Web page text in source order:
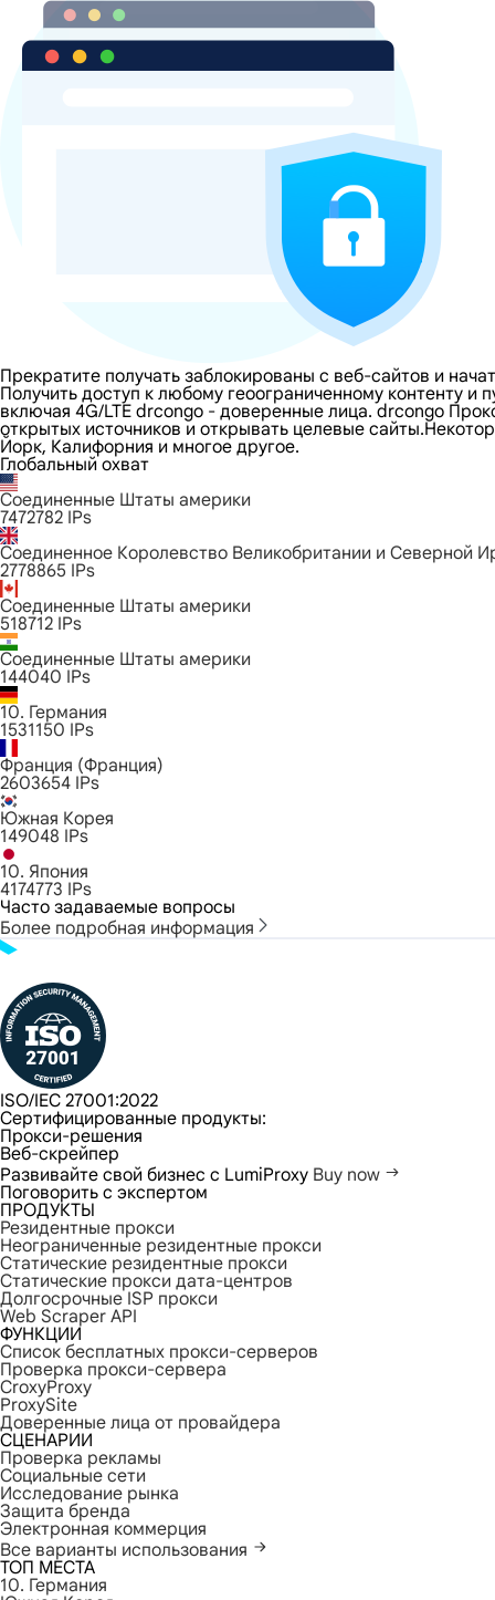
Прекратите получать заблокированы с веб-сайтов и
Получить доступ к любому геоограниченному
включая 4G/LTE drcongo - доверенные лица. drcongo
открытых источников и открывать целевые
Йорк, Калифорния и многое другое.
Глобальный охват
Соединенные Штаты америки
7472782 IPs
Соединенное Королевство Великобритании и Северной
2778865 IPs
Соединенные Штаты америки
518712 IPs
Соединенные Штаты америки
144040 IPs
10. Германия
1531150 IPs
Франция (Франция)
2603654 IPs
Южная Корея
149048 IPs
10. Япония
4174773 IPs
Часто задаваемые вопросы
Более подробная информация
ISO/IEC 27001:2022
Сертифицированные продукты:
Прокси-решения
Веб-скрейпер
Развивайте свой бизнес с LumiProxy Buy now
Поговорить с экспертом
ПРОДУКТЫ
Резидентные прокси
Неограниченные резидентные прокси
Статические резидентные прокси
Статические прокси дата-центров
Долгосрочные ISP прокси
Web Scraper API
ФУНКЦИИ
Список бесплатных прокси-серверов
Проверка прокси-сервера
CroxyProxy
ProxySite
Доверенные лица от провайдера
СЦЕНАРИИ
Проверка рекламы
Социальные сети
Исследование рынка
Защита бренда
Электронная коммерция
Все варианты использования
ТОП МЕСТА
10. Германия